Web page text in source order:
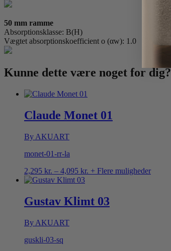
50 mm ramme
Absorptionsklasse: B(H)
Vægtet absorptionskoefficient o (αw): 1.0
Kunne dette være noget for dig?
Claude Monet 01
By AKUART
monet-01-rr-la
2,295 kr. – 4,095 kr. Prisinterval:
4,095 kr.
+ Flere muligheder
Gustav Klimt 03
By AKUART
guskli-03-sq